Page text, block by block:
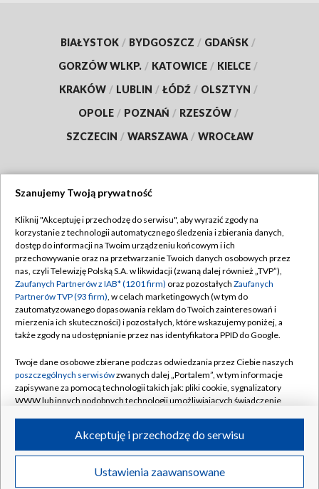
BIAŁYSTOK / BYDGOSZCZ / GDAŃSK /
GORZÓW WLKP. / KATOWICE / KIELCE /
KRAKÓW / LUBLIN / ŁÓDŹ / OLSZTYN /
OPOLE / POZNAŃ / RZESZÓW /
SZCZECIN / WARSZAWA / WROCŁAW
TVP
Abonament TVP
Emisja w TVP
Centrum informacji TVP
Naziemna Telewizja Cyfrowa
Rada Programowa
System NOS
Informacje o nadawcy
Program dla prasy
Regulamin TVP
Polityka prywatności
Moje zgody
Pomoc
Kontakt
Kanały
©2026 Telewizja Polska S.A. w likwidacji
Szanujemy Twoją prywatność
Kliknij "Akceptuję i przechodzę do serwisu", aby wyrazić zgody na
korzystanie z technologii automatycznego śledzenia i zbierania danych,
dostęp do informacji na Twoim urządzeniu końcowym i ich
przechowywanie oraz na przetwarzanie Twoich danych osobowych przez
nas, czyli Telewizję Polską S.A. w likwidacji (zwaną dalej również „TVP”),
Zaufanych Partnerów z IAB* (1201 firm) oraz pozostałych Zaufanych
Partnerów TVP (93 firm), w celach marketingowych (w tym do
zautomatyzowanego dopasowania reklam do Twoich zainteresowań i
mierzenia ich skuteczności) i pozostałych, które wskazujemy poniżej, a
także zgody na udostępnianie przez nas identyfikatora PPID do Google.
Twoje dane osobowe zbierane podczas odwiedzania przez Ciebie naszych
poszczególnych serwisówzwanych dalej „Portalem”, w tym informacje
zapisywane za pomocą technologii takich jak: pliki cookie, sygnalizatory
WWW lub innych podobnych technologii umożliwiających świadczenie
ruchu w Internecie.
Twoje dane osobowe zbierane podczas odwiedzania przez Ciebie
poszczególnych serwisówna Portalu, takie jak adresy IP, identyfikatory
Ustawienia zaawansowane
Akceptuję i przechodzę do serwisu